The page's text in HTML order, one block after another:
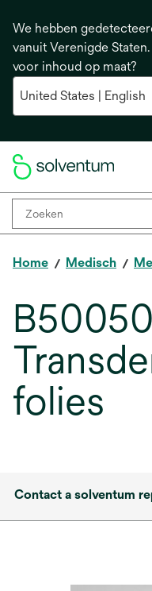
We hebben
vanuit Verenigde
voor inhoud op maat?
Home Medisch
folies
Contact a solventum